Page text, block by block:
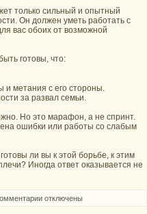
только сильный и опытный
Он должен уметь работать с
вас обоих от возможной
готовы, что:
и метания с его стороны.
за развал семьи.
Но это марафон, а не спринт.
ошибки или работы со слабым
ли вы к этой борьбе, к этим
Иногда ответ оказывается не
котключены